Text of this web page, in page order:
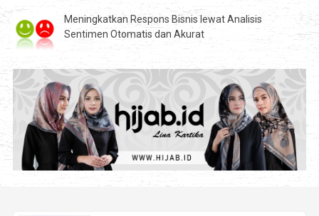
Meningkatkan Respons Bisnis lewat Analisis
Sentimen Otomatis dan Akurat